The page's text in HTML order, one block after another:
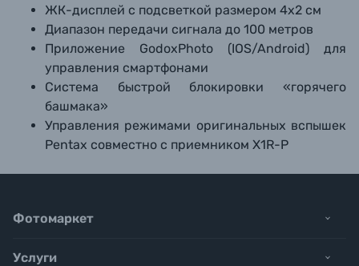
ЖК-дисплей с подсветкой размером 4х2 см
Диапазон передачи сигнала до 100 метров
Приложение GodoxPhoto (IOS/Android) для
управления смартфонами
Система быстрой блокировки «горячего
башмака»
Управления режимами оригинальных вспышек
Pentax совместно с приемником X1R-P
Фотомаркет
Услуги